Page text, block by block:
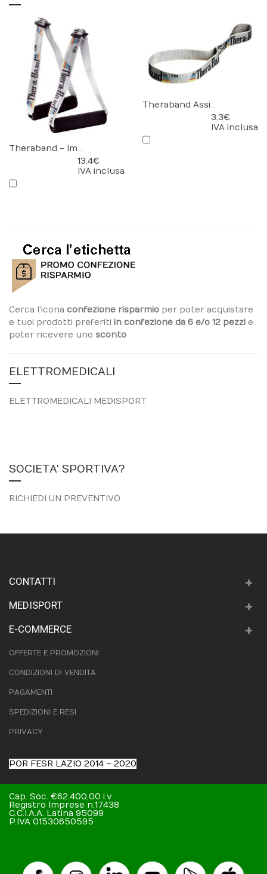
Theraband - Impugnature
13.4 €
IVA inclusa
Theraband Assist strap
3.3 €
IVA inclusa
Cerca l'icona confezione risparmio per poter acquistare
e tuoi prodotti preferiti in confezione da 6 e/o 12 pezzi e
poter ricevere uno sconto
ELETTROMEDICALI
ELETTROMEDICALI MEDISPORT
SOCIETA' SPORTIVA?
RICHIEDI UN PREVENTIVO
CONTATTI
MEDISPORT
E-COMMERCE
OFFERTE E PROMOZIONI
CONDIZIONI DI VENDITA
PAGAMENTI
SPEDIZIONI E RESI
PRIVACY
POR FESR LAZIO 2014 – 2020
Cap. Soc. €62.400,00 i.v.
Registro Imprese n.17438
C.C.I.A.A. Latina 95099
P.IVA 01530650595